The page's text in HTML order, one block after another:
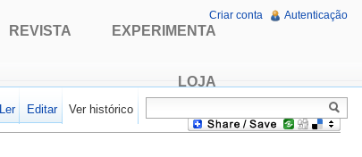
REVISTA EXPERIMENTA
LOJA
Criar conta Autenticação
Ler Editar Ver histórico